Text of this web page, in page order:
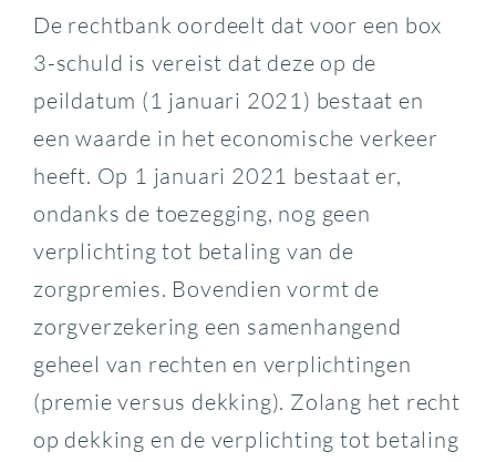
De rechtbank oordeelt dat voor een box
3-schuld is vereist dat deze op de
peildatum (1 januari 2021) bestaat en
een waarde in het economische verkeer
heeft. Op 1 januari 2021 bestaat er,
ondanks de toezegging, nog geen
verplichting tot betaling van de
zorgpremies. Bovendien vormt de
zorgverzekering een samenhangend
geheel van rechten en verplichtingen
(premie versus dekking). Zolang het recht
op dekking en de verplichting tot betaling